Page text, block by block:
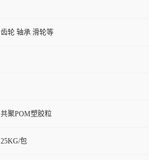
齿轮 轴承 滑轮等
共聚POM塑胶粒
25KG/包